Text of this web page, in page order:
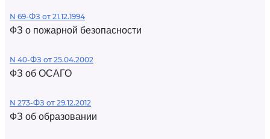
N 69-ФЗ от 21.12.1994
ФЗ о пожарной безопасности
N 40-ФЗ от 25.04.2002
ФЗ об ОСАГО
N 273-ФЗ от 29.12.2012
ФЗ об образовании